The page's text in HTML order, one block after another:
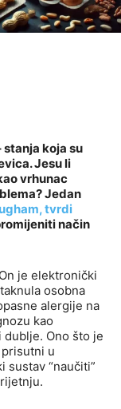
stanja koja su
Jesu li
vrhunac
Jedan
tvrdi
način
je elektronički
osobna
alergije na
kao
Ono što je
u
sustav “naučiti”